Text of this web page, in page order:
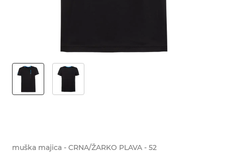
muška majica - CRNA/ŽARKO PLAVA - 52